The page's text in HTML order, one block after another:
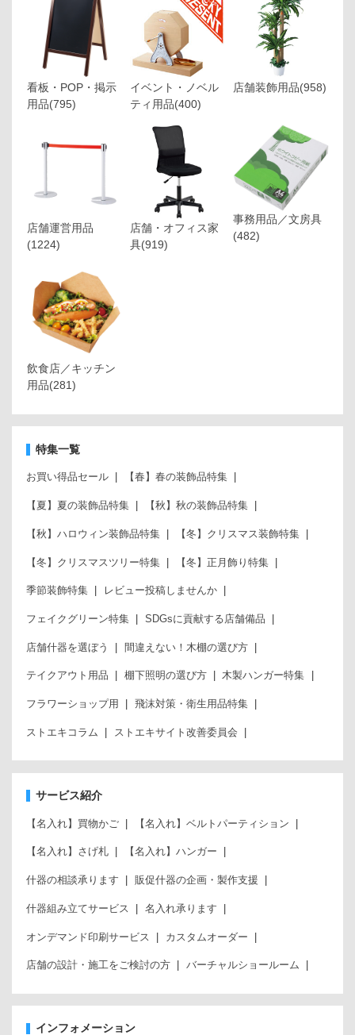
看板・POP・掲示
用品(795)
イベント・ノベル
ティ用品(400)
店舗装飾用品(958)
店舗運営用品
(1224)
店舗・オフィス家
具(919)
事務用品／文房具
(482)
飲食店／キッチン
用品(281)
特集一覧
お買い得品セール 【春】春の装飾品特集
【夏】夏の装飾品特集 【秋】秋の装飾品特集
【秋】ハロウィン装飾品特集 【冬】クリスマス装飾特集
【冬】クリスマスツリー特集 【冬】正月飾り特集
季節装飾特集 レビュー投稿しませんか
フェイクグリーン特集 SDGsに貢献する店舗備品
店舗什器を選ぼう 間違えない！木棚の選び方
テイクアウト用品 棚下照明の選び方 木製ハンガー特集
フラワーショップ用 飛沫対策・衛生用品特集
ストエキコラム ストエキサイト改善委員会
サービス紹介
【名入れ】買物かご 【名入れ】ベルトパーティション
【名入れ】さげ札 【名入れ】ハンガー
什器の相談承ります 販促什器の企画・製作支援
什器組み立てサービス 名入れ承ります
オンデマンド印刷サービス カスタムオーダー
店舗の設計・施工をご検討の方 バーチャルショールーム
インフォメーション